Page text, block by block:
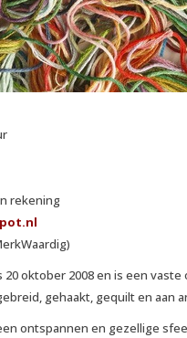
rekening
oktober 2008 en is een
gehaakt, gequilt en aan
ontspannen en gezellige